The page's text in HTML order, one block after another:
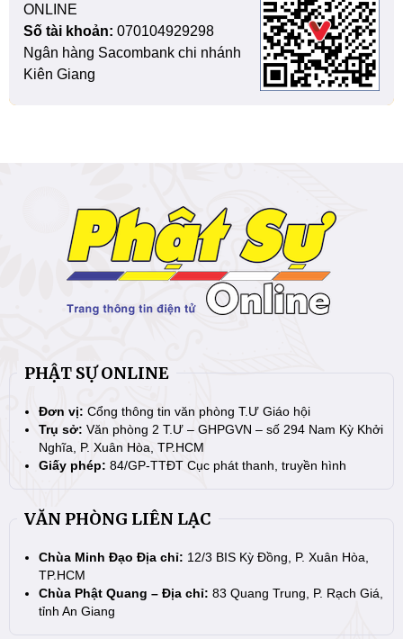
ONLINE
Số tài khoản: 070104929298
Ngân hàng Sacombank chi nhánh
Kiên Giang
PHẬT SỰ ONLINE
Đơn vị: Cổng thông tin văn phòng T.Ư Giáo hội
Trụ sở: Văn phòng 2 T.Ư – GHPGVN – số 294 Nam Kỳ Khởi
Nghĩa, P. Xuân Hòa, TP.HCM
Giấy phép: 84/GP-TTĐT Cục phát thanh, truyền hình
VĂN PHÒNG LIÊN LẠC
Chùa Minh Đạo Địa chỉ: 12/3 BIS Kỳ Đồng, P. Xuân Hòa,
TP.HCM
Chùa Phật Quang – Địa chỉ: 83 Quang Trung, P. Rạch Giá,
tỉnh An Giang